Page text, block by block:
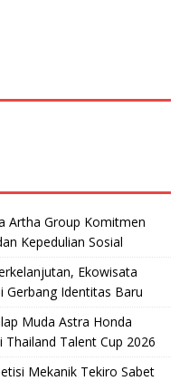
Artha Group Komitmen
Kepedulian Sosial
Ekowisata
Gerbang Identitas Baru
Muda Astra Honda
Thailand Talent Cup 2026
Mekanik Tekiro Sabet